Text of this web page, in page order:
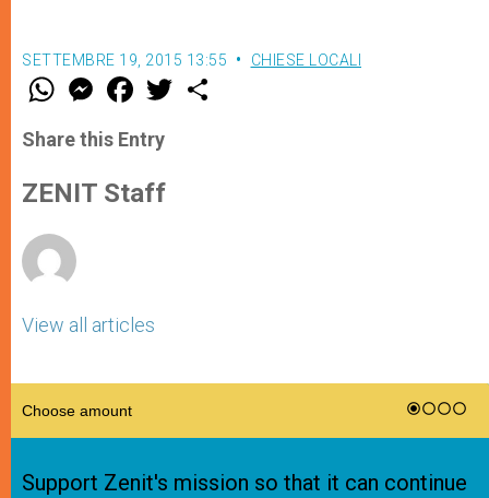
SETTEMBRE 19, 2015 13:55 CHIESE LOCALI
W
t
s
p
p
M
e
s
e
g
e
F
a
e
b
o
k
w
Share this Entry
ZENIT Staff
View all articles